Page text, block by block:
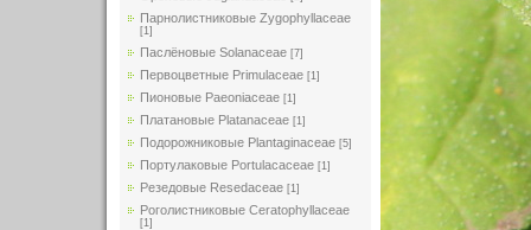
Парнолистниковые Zygophyllaceae
[1]
Паслёновые Solanaceae [7]
Первоцветные Primulaceae [1]
Пионовые Paeoniaceae [1]
Платановые Platanaceae [1]
Подорожниковые Plantaginaceae [5]
Портулаковые Portulacaceae [1]
Резедовые Resedaceae [1]
Роголистниковые Ceratophyllaceae
[1]